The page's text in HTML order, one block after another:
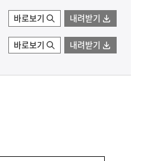
바로보기 내려받기
바로보기 내려받기